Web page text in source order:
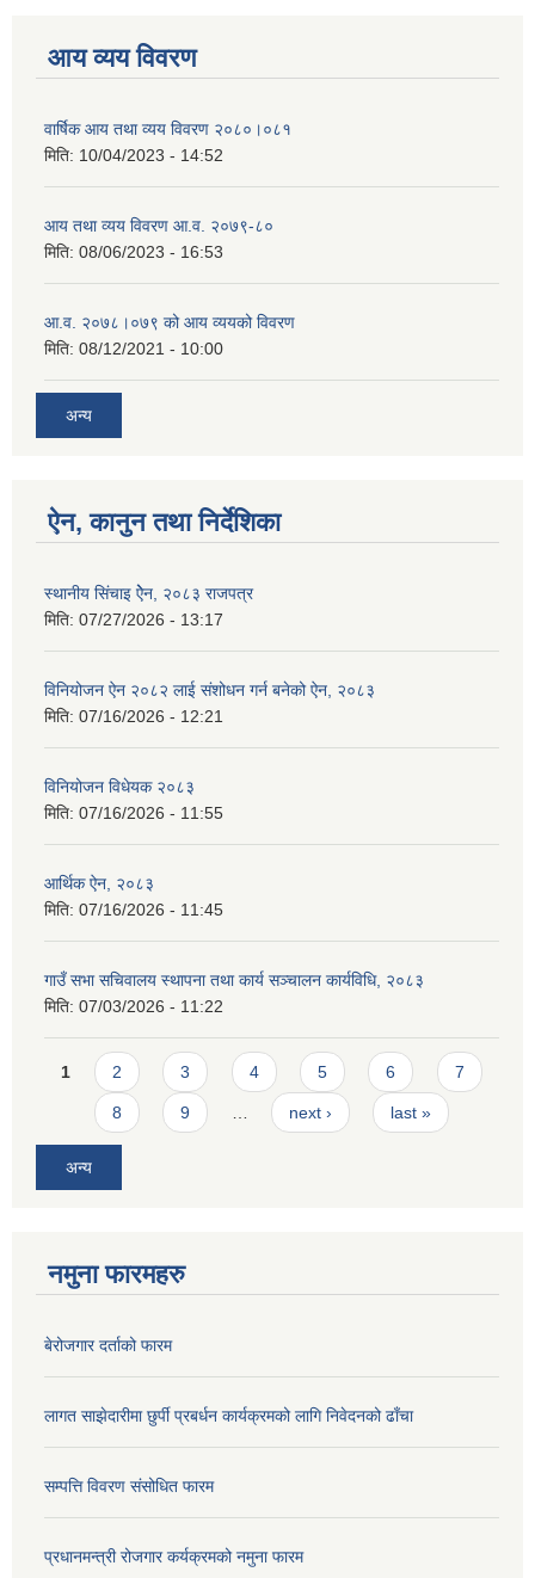
आय व्यय विवरण
वार्षिक आय तथा व्यय विवरण २०८०।०८१
मिति: 10/04/2023 - 14:52
आय तथा व्यय विवरण आ.व. २०७९-८०
मिति: 08/06/2023 - 16:53
आ.व. २०७८।०७९ को आय व्ययको विवरण
मिति: 08/12/2021 - 10:00
अन्य
ऐन, कानुन तथा निर्देशिका
स्थानीय सिंचाइ ऐेन, २०८३ राजपत्र
मिति: 07/27/2026 - 13:17
विनियोजन ऐन २०८२ लाई संशोधन गर्न बनेको ऐन, २०८३
मिति: 07/16/2026 - 12:21
विनियोजन विधेयक २०८३
मिति: 07/16/2026 - 11:55
आर्थिक ऐन, २०८३
मिति: 07/16/2026 - 11:45
गाउँ सभा सचिवालय स्थापना तथा कार्य सञ्चालन कार्यविधि, २०८३
मिति: 07/03/2026 - 11:22
Pages
1 2 3 4 5 6 7
8 9 next › last »
अन्य
नमुना फारमहरु
बेरोजगार दर्ताको फारम
लागत साझेदारीमा छुर्पी प्रबर्धन कार्यक्रमको लागि निवेदनको ढाँचा
सम्पत्ति विवरण संसोधित फारम
प्रधानमन्त्री रोजगार कर्यक्रमको नमुना फारम